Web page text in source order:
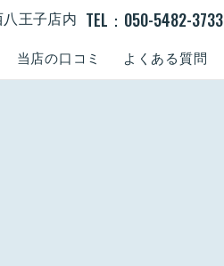
当店の口コミ よくある質問
王子店内 TEL：050-5482-3733